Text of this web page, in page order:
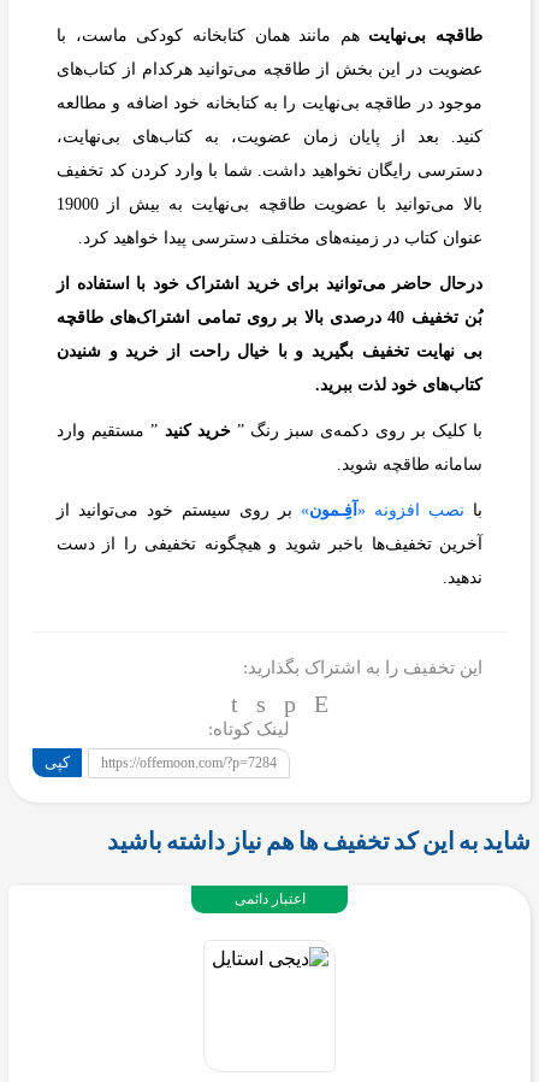
طاقچه بی‌نهایت هم مانند همان کتابخانه کودکی ماست، با
عضویت در این بخش از طاقچه می‌توانید هرکدام از کتاب‌های
موجود در طاقچه بی‌نهایت را به کتابخانه خود اضافه و مطالعه
کنید. بعد از پایان زمان عضویت، به کتاب‌های بی‌نهایت،
دسترسی رایگان نخواهید داشت. شما با وارد کردن کد تخفیف
بالا می‌توانید با عضویت طاقچه بی‌نهایت به بیش از 19000
عنوان کتاب در زمینه‌های مختلف دسترسی پیدا خواهید کرد.
درحال حاضر می‌توانید برای خرید اشتراک خود با استفاده از
بُن تخفیف 40 درصدی بالا بر روی تمامی اشتراک‌‌های طاقچه
بی نهایت تخفیف بگیرید و با خیال راحت از خرید و شنیدن
کتاب‌های خود لذت ببرید.
با کلیک بر روی دکمه‌ی سبز رنگ ”خرید کنید ” مستقیم وارد
سامانه طاقچه شوید.
با نصب افزونه « آفِـمون» بر روی سیستم خود می‌توانید از
آخرین تخفیف‌ها باخبر شوید و هیچگونه تخفیفی را از دست
ندهید.
این تخفیف را به اشتراک بگذارید:
لینک کوتاه:
https://offemoon.com/?p=7284 کپی
شاید به این کد تخفیف ها هم نیاز داشته باشید
اعتبار دائمی